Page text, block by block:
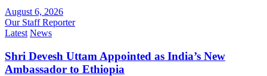
August 6, 2026
Our Staff Reporter
Latest News
Shri Devesh Uttam Appointed as India’s New
Ambassador to Ethiopia